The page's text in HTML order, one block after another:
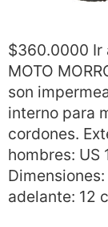
$360.0000 Ir
MOTO
son
interno para
cordones.
hombres: US
adelante: 12